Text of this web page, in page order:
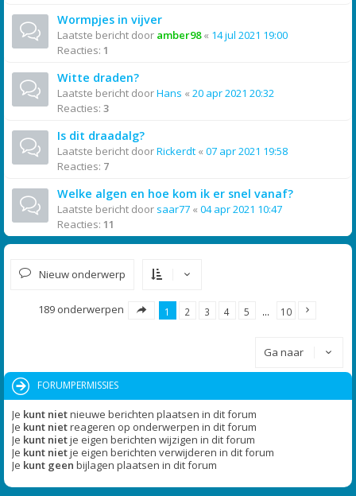
Wormpjes in vijver
Laatste bericht door amber98« 14 jul 2021 19:00
Reacties: 1
Witte draden?
Laatste bericht doorHans « 20 apr 2021 20:32
Reacties: 3
Is dit draadalg?
Laatste bericht doorRickerdt « 07 apr 2021 19:58
Reacties: 7
Welke algen en hoe kom ik er snel vanaf?
Laatste bericht door saar77 « 04 apr 2021 10:47
Reacties: 11
Nieuw onderwerp
189 onderwerpen 1 2 3 4 5 … 10
Ga naar
FORUMPERMISSIES
Je kunt nietnieuwe berichten plaatsen in dit forum
Je kunt nietreageren op onderwerpen in dit forum
Je kunt nietje eigen berichten wijzigen in dit forum
Je kunt nietje eigen berichten verwijderen in dit forum
Je kunt geen bijlagen plaatsen in dit forum